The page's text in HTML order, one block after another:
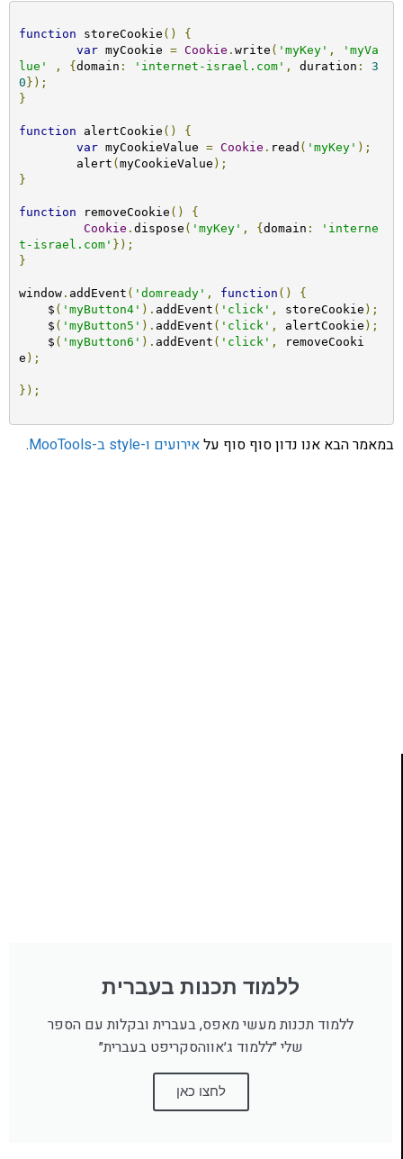
function storeCookie ()
{
var myCookie = Cookie . write ( 'myKey' ,
'myVa
lue'
, { domain : 'internet-israel.com' , duration :
3
0 });
}
function alertCookie ()
{
var myCookieValue = Cookie . read ( 'myKey' );
	alert
( myCookieValue );
}
function removeCookie ()
{
Cookie . dispose ( 'myKey' , { domain :
'interne
t-israel.com' });
}
window. addEvent ( 'domready' , function ()
{
    $
( 'myButton4' ). addEvent ( 'click' , storeCookie );
    $
( 'myButton5' ). addEvent ( 'click' , alertCookie );
    $
( 'myButton6' ). addEvent ( 'click' ,
removeCooki
e );
});
במאמר הבא אנו נדון סוף סוף עלאירועים ו-style ב-MooTools .
ללמוד תכנות בעברית
ללמוד תכנות מעשי מאפס, בעברית ובקלות עם הספר
שלי ״ללמוד ג׳אווהסקריפט בעברית״
לחצו כאן